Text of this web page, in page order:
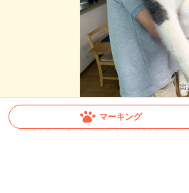
マーキング
出
【驚愕！】大型犬の成長ス